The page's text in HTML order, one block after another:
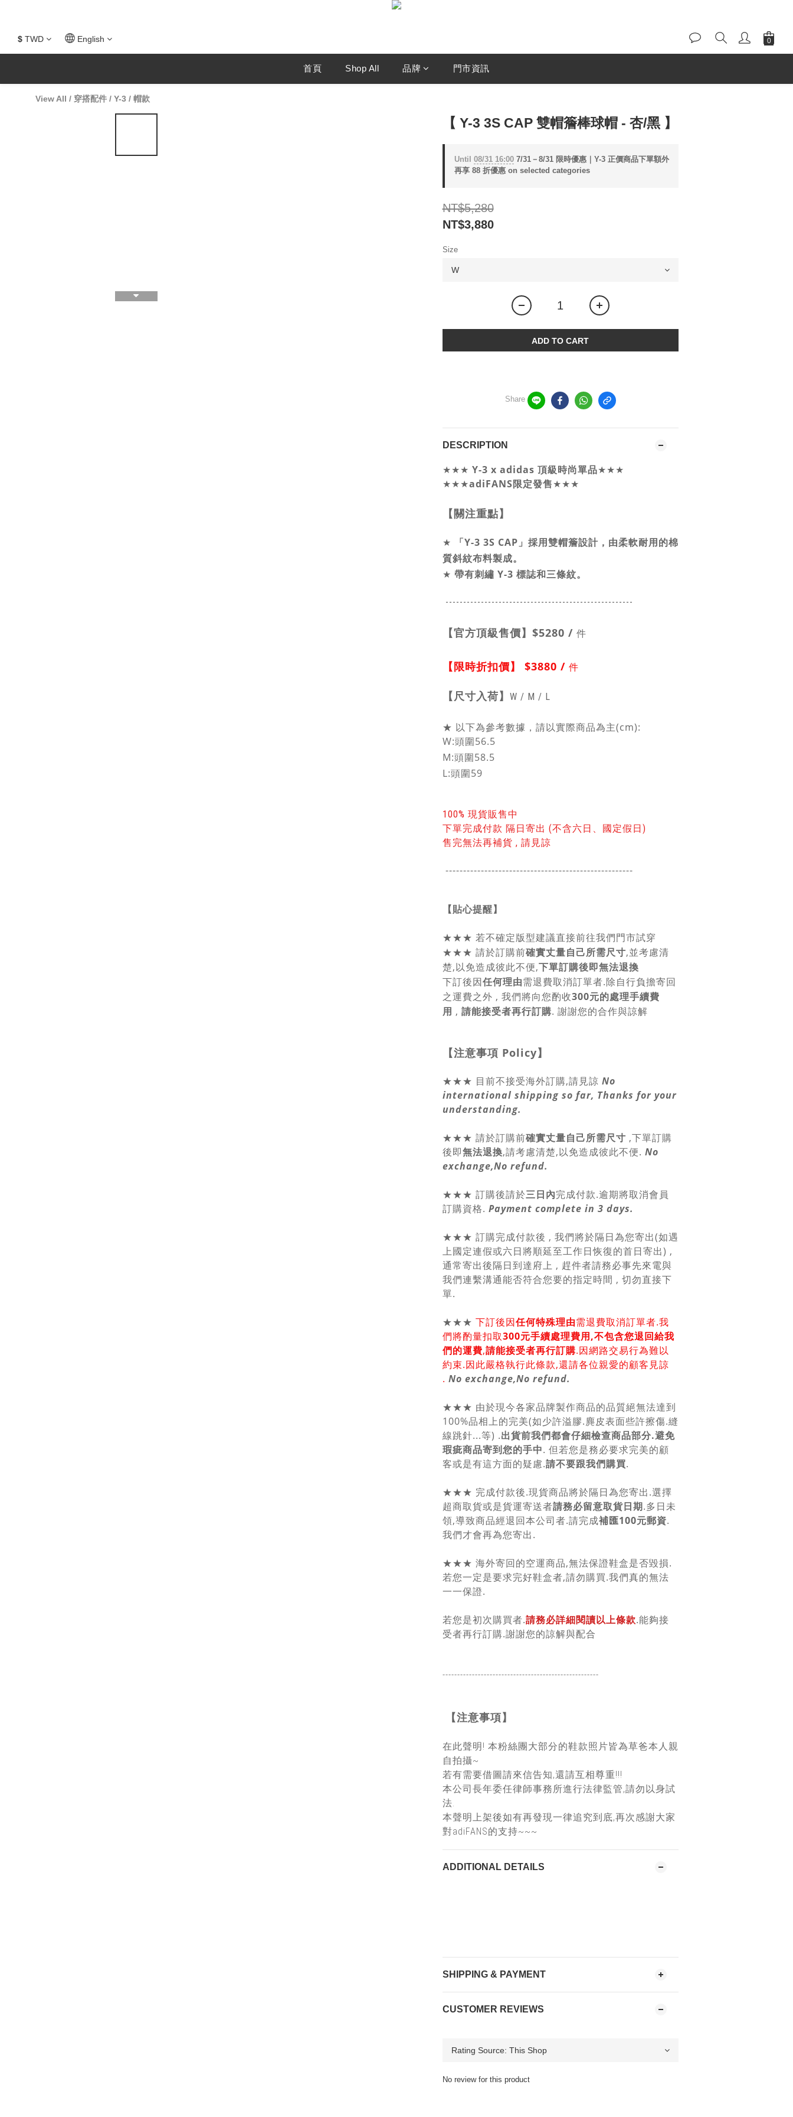
$ TWD English
首頁 Shop All 品牌 門市資訊
View All / 穿搭配件 / Y-3 / 帽款
【 Y-3 3S CAP 雙帽簷棒球帽 - 杏/黑 】
Until 08/31 16:007/31－8/31 限時優惠｜Y-3 正價商品下單額外
再享 88 折優惠 on selected categories
NT$5,280
NT$3,880
Size
ADD TO CART
Share
DESCRIPTION
★★★ Y-3 x adidas 頂級時尚單品★★★
★★★adiFANS限定發售★★★
【關注重點】
★
「Y-3 3S CAP」採用雙帽簷設計，由柔軟耐用的棉
質斜紋布料製成。
★ 帶有刺繡 Y-3 標誌和三條紋。
-----------------------------------------------------
【官方頂級售價】 $5280 / 件
【限時折扣價】 $3880 / 件
【 尺寸入荷】 W / M / L
★ 以下為參考數據，請以實際商品為主(cm):
W:頭圍56.5
M:頭圍58.5
L:頭圍59
100% 現貨販售中
下單完成付款 隔日寄出 (不含六日、國定假日)
售完無法再補貨 , 請見諒
-----------------------------------------------------
【貼心提醒】
★★★ 若不確定版型建議直接前往我們門市試穿
★★★ 請於訂購前確實丈量自己所需尺寸,並考慮清
楚,以免造成彼此不便,下單訂購後即無法退換
下訂後因任何理由需退費取消訂單者.除自行負擔寄回
之運費之外 , 我們將向您酌收300元的處理手續費
用 , 請能接受者再行訂購. 謝謝您的合作與諒解
【注意事項 Policy】
★★★ 目前不接受海外訂購,請見諒 No
international shipping so far, Thanks for your
understanding.
★★★ 請於訂購前確實丈量自己所需尺寸 ,下單訂購
後即無法退換,請考慮清楚,以免造成彼此不便. No
exchange,No refund.
★★★ 訂購後請於三日內完成付款.逾期將取消會員
訂購資格. Payment complete in 3 days.
★★★ 訂購完成付款後 , 我們將於隔日為您寄出(如遇
上國定連假或六日將順延至工作日恢復的首日寄出) ,
通常寄出後隔日到達府上 , 趕件者請務必事先來電與
我們連繫溝通能否符合您要的指定時間 , 切勿直接下
單.
★★★ 下訂後因任何特殊理由需退費取消訂單者.我
們將酌量扣取300元手續處理費用,不包含您退回給我
們的運費,請能接受者再行訂購.因網路交易行為難以
約束.因此嚴格執行此條款,還請各位親愛的顧客見諒
. No exchange,No refund.
★★★ 由於現今各家品牌製作商品的品質絕無法達到
100%品相上的完美(如少許溢膠.麂皮表面些許擦傷.縫
線跳針...等) .出貨前我們都會仔細檢查商品部分.避免
瑕疵商品寄到您的手中. 但若您是務必要求完美的顧
客或是有這方面的疑慮.請不要跟我們購買.
★★★ 完成付款後.現貨商品將於隔日為您寄出.選擇
超商取貨或是貨運寄送者請務必留意取貨日期.多日未
領,導致商品經退回本公司者.請完成補匯100元郵資.
我們才會再為您寄出.
★★★ 海外寄回的空運商品,無法保證鞋盒是否毀損.
若您一定是要求完好鞋盒者,請勿購買.我們真的無法
一一保證.
若您是初次購買者.請務必詳細閱讀以上條款.能夠接
受者再行訂購.謝謝您的諒解與配合
-----------------------------------------------------
【注意事項】
在此聲明! 本粉絲團大部分的鞋款照片皆為草爸本人親
自拍攝~
若有需要借圖請來信告知,還請互相尊重!!!
本公司長年委任律師事務所進行法律監管,請勿以身試
法.
本聲明上架後如有再發現一律追究到底,再次感謝大家
對adiFANS的支持~~~
ADDITIONAL DETAILS
SHIPPING & PAYMENT
CUSTOMER REVIEWS
No review for this product